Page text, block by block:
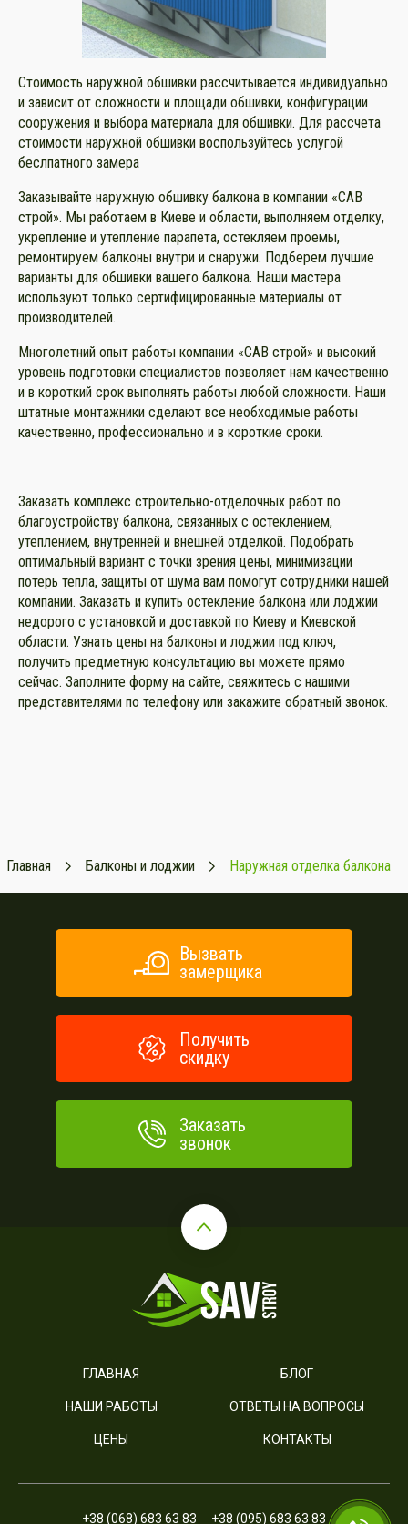
Стоимость наружной обшивки рассчитывается индивидуально
и зависит от сложности и площади обшивки, конфигурации
сооружения и выбора материала для обшивки. Для рассчета
стоимости наружной обшивки воспользуйтесь услугой
беслпатного замера
Заказывайте наружную обшивку балкона в компании «САВ
строй». Мы работаем в Киеве и области, выполняем отделку,
укрепление и утепление парапета, остекляем проемы,
ремонтируем балконы внутри и снаружи. Подберем лучшие
варианты для обшивки вашего балкона. Наши мастера
используют только сертифицированные материалы от
производителей.
Многолетний опыт работы компании «САВ строй» и высокий
уровень подготовки специалистов позволяет нам качественно
и в короткий срок выполнять работы любой сложности. Наши
штатные монтажники сделают все необходимые работы
качественно, профессионально и в короткие сроки.
Заказать комплекс строительно-отделочных работ по
благоустройству балкона, связанных с остеклением,
утеплением, внутренней и внешней отделкой. Подобрать
оптимальный вариант с точки зрения цены, минимизации
потерь тепла, защиты от шума вам помогут сотрудники нашей
компании. Заказать и купить остекление балкона или лоджии
недорого с установкой и доставкой по Киеву и Киевской
области. Узнать цены на балконы и лоджии под ключ,
получить предметную консультацию вы можете прямо
сейчас. Заполните форму на сайте, свяжитесь с нашими
представителями по телефону или закажите обратный звонок.
Главная Балконы и лоджии Наружная отделка балкона
Вызвать
замерщика
Получить
скидку
Заказать
звонок
ГЛАВНАЯ
НАШИ РАБОТЫ
ЦЕНЫ
БЛОГ
ОТВЕТЫ НА ВОПРОСЫ
КОНТАКТЫ
+38 (068) 683 63 83 +38 (095) 683 63 83